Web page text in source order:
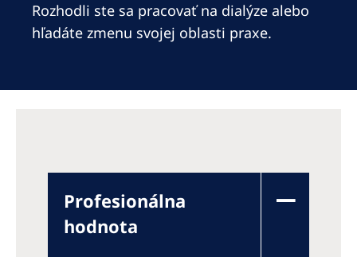
Spain
Australia
Rozhodli ste sa pracovať na dialýze alebo
hľadáte zmenu svojej oblasti praxe.
Profesionálna
hodnota